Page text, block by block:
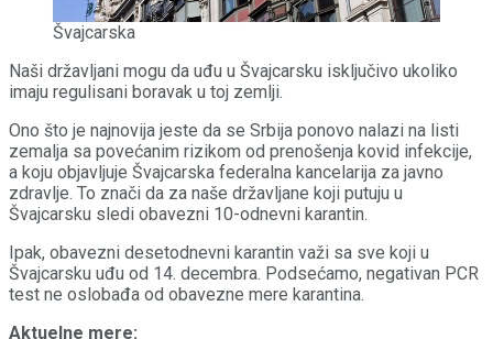
Švajcarska
Naši državljani mogu da uđu u Švajcarsku isključivo ukoliko
imaju regulisani boravak u toj zemlji.
Ono što je najnovija jeste da se Srbija ponovo nalazi na listi
zemalja sa povećanim rizikom od prenošenja kovid infekcije,
a koju objavljuje Švajcarska federalna kancelarija za javno
zdravlje. To znači da za naše državljane koji putuju u
Švajcarsku sledi obavezni 10-odnevni karantin.
Ipak, obavezni desetodnevni karantin važi sa sve koji u
Švajcarsku uđu od 14. decembra. Podsećamo, negativan PCR
test ne oslobađa od obavezne mere karantina.
Aktuelne mere: